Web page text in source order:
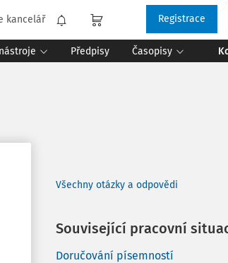
kancelář Registrace
Předpisy Časopisy
Všechny otázky a odpovědi
Související pracovní
Doručování písemností